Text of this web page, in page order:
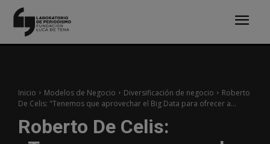
Inicio Modelos de Negocio Diversificación de negocio
Roberto
De Celis: "Tenemos que aprovechar el Big Data para ofrecer a...
Roberto De Celis: